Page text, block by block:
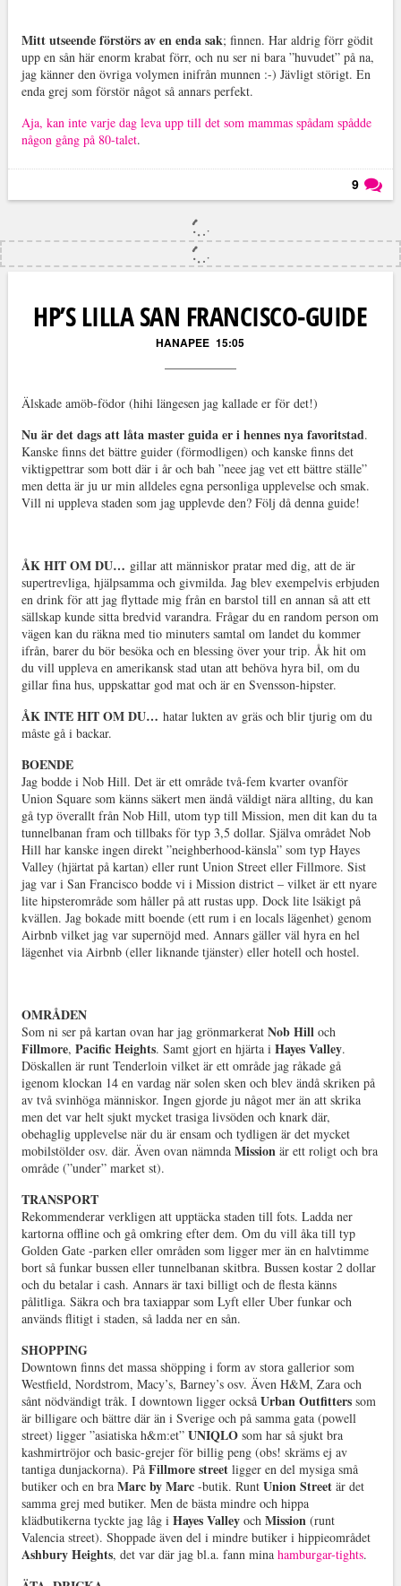
Mitt utseende förstörs av en enda sak; finnen. Har aldrig förr gödit
upp en sån här enorm krabat förr, och nu ser ni bara ”huvudet” på na,
jag känner den övriga volymen inifrån munnen :-) Jävligt störigt. En
enda grej som förstör något så annars perfekt.
Aja, kan inte varje dag leva upp till det som mammas spådam spådde
någon gång på 80-talet.
9
HP’S LILLA SAN FRANCISCO-GUIDE
HANAPEE 15:05
Älskade amöb-födor (hihi längesen jag kallade er för det!)
Nu är det dags att låta master guida er i hennes nya favoritstad.
Kanske finns det bättre guider (förmodligen) och kanske finns det
viktigpettrar som bott där i år och bah ”neee jag vet ett bättre ställe”
men detta är ju ur min alldeles egna personliga upplevelse och smak.
Vill ni uppleva staden som jag upplevde den? Följ då denna guide!
ÅK HIT OM DU… gillar att människor pratar med dig, att de är
supertrevliga, hjälpsamma och givmilda. Jag blev exempelvis erbjuden
en drink för att jag flyttade mig från en barstol till en annan så att ett
sällskap kunde sitta bredvid varandra. Frågar du en random person om
vägen kan du räkna med tio minuters samtal om landet du kommer
ifrån, barer du bör besöka och en blessing över your trip. Åk hit om
du vill uppleva en amerikansk stad utan att behöva hyra bil, om du
gillar fina hus, uppskattar god mat och är en Svensson-hipster.
ÅK INTE HIT OM DU… hatar lukten av gräs och blir tjurig om du
måste gå i backar.
BOENDE
Jag bodde i Nob Hill. Det är ett område två-fem kvarter ovanför
Union Square som känns säkert men ändå väldigt nära allting, du kan
gå typ överallt från Nob Hill, utom typ till Mission, men dit kan du ta
tunnelbanan fram och tillbaks för typ 3,5 dollar. Själva området Nob
Hill har kanske ingen direkt ”neighberhood-känsla” som typ Hayes
Valley (hjärtat på kartan) eller runt Union Street eller Fillmore. Sist
jag var i San Francisco bodde vi i Mission district – vilket är ett nyare
lite hipsterområde som håller på att rustas upp. Dock lite lsäkigt på
kvällen. Jag bokade mitt boende (ett rum i en locals lägenhet) genom
Airbnb vilket jag var supernöjd med. Annars gäller väl hyra en hel
lägenhet via Airbnb (eller liknande tjänster) eller hotell och hostel.
OMRÅDEN
Som ni ser på kartan ovan har jag grönmarkerat Nob Hilloch
Fillmore, Pacific Heights. Samt gjort en hjärta i Hayes Valley.
Döskallen är runt Tenderloin vilket är ett område jag råkade gå
igenom klockan 14 en vardag när solen sken och blev ändå skriken på
av två svinhöga människor. Ingen gjorde ju något mer än att skrika
men det var helt sjukt mycket trasiga livsöden och knark där,
obehaglig upplevelse när du är ensam och tydligen är det mycket
mobilstölder osv. där. Även ovan nämnda Missionär ett roligt och bra
område (”under” market st).
TRANSPORT
Rekommenderar verkligen att upptäcka staden till fots. Ladda ner
kartorna offline och gå omkring efter dem. Om du vill åka till typ
Golden Gate -parken eller områden som ligger mer än en halvtimme
bort så funkar bussen eller tunnelbanan skitbra. Bussen kostar 2 dollar
och du betalar i cash. Annars är taxi billigt och de flesta känns
pålitliga. Säkra och bra taxiappar som Lyft eller Uber funkar och
används flitigt i staden, så ladda ner en sån.
SHOPPING
Downtown finns det massa shöpping i form av stora gallerior som
Westfield, Nordstrom, Macy’s, Barney’s osv. Även H&M, Zara och
sånt nödvändigt tråk. I downtown ligger också Urban Outfitterssom
är billigare och bättre där än i Sverige och på samma gata (powell
street) ligger ”asiatiska h&m:et” UNIQLO som har så sjukt bra
kashmirtröjor och basic-grejer för billig peng (obs! skräms ej av
tantiga dunjackorna). På Fillmore street ligger en del mysiga små
butiker och en bra Marc by Marc-butik. Runt Union Streetär det
samma grej med butiker. Men de bästa mindre och hippa
klädbutikerna tyckte jag låg i Hayes Valley och Mission(runt
Valencia street). Shoppade även del i mindre butiker i hippieområdet
Ashbury Heights, det var där jag bl.a. fann mina hamburgar-tights.